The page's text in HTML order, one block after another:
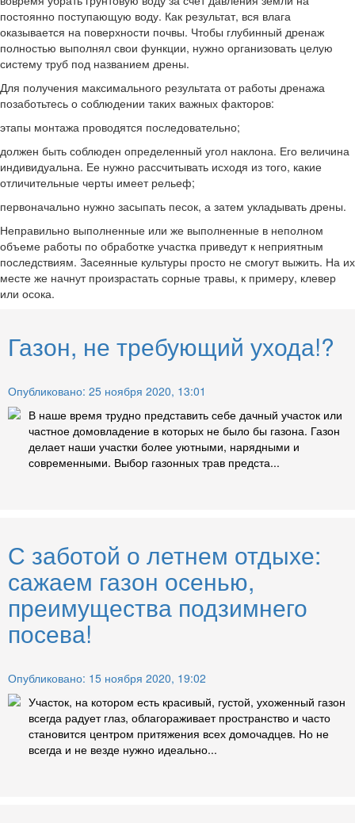
постоянно поступающую воду. Как результат, вся влага
оказывается на поверхности почвы. Чтобы глубинный дренаж
полностью выполнял свои функции, нужно организовать целую
систему труб под названием дрены.
Для получения максимального результата от работы дренажа
позаботьтесь о соблюдении таких важных факторов:
этапы монтажа проводятся последовательно;
должен быть соблюден определенный угол наклона. Его величина
индивидуальна. Ее нужно рассчитывать исходя из того, какие
отличительные черты имеет рельеф;
первоначально нужно засыпать песок, а затем укладывать дрены.
Неправильно выполненные или же выполненные в неполном
объеме работы по обработке участка приведут к неприятным
последствиям. Засеянные культуры просто не смогут выжить. На их
месте же начнут произрастать сорные травы, к примеру, клевер
или осока.
Газон, не требующий ухода!?
Опубликовано: 25 ноября 2020, 13:01
В наше время трудно представить себе дачный участок или
частное домовладение в которых не было бы газона. Газон
делает наши участки более уютными, нарядными и
современными. Выбор газонных трав предста...
С заботой о летнем отдыхе:
сажаем газон осенью,
преимущества подзимнего
посева!
Опубликовано: 15 ноября 2020, 19:02
Участок, на котором есть красивый, густой, ухоженный газон
всегда радует глаз, облагораживает пространство и часто
становится центром притяжения всех домочадцев. Но не
всегда и не везде нужно идеально...